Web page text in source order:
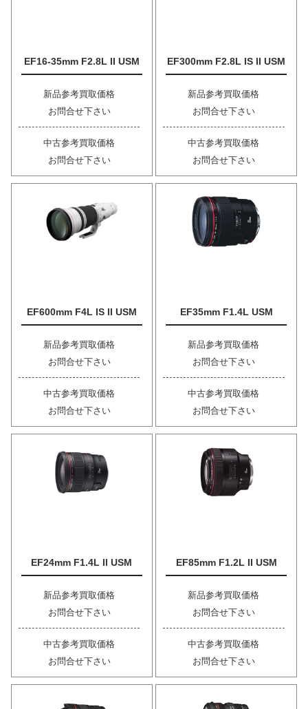
EF16-35mm F2.8L II USM
新品参考買取価格
お問合せ下さい
中古参考買取価格
お問合せ下さい
EF300mm F2.8L IS II USM
新品参考買取価格
お問合せ下さい
中古参考買取価格
お問合せ下さい
EF600mm F4L IS II USM
新品参考買取価格
お問合せ下さい
中古参考買取価格
お問合せ下さい
EF35mm F1.4L USM
新品参考買取価格
お問合せ下さい
中古参考買取価格
お問合せ下さい
EF24mm F1.4L II USM
新品参考買取価格
お問合せ下さい
中古参考買取価格
お問合せ下さい
EF85mm F1.2L II USM
新品参考買取価格
お問合せ下さい
中古参考買取価格
お問合せ下さい